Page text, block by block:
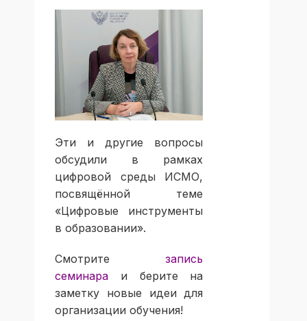
Эти и другие вопросы
обсудили в рамках
цифровой среды ИСМО,
посвящённой теме
«Цифровые инструменты
в образовании».
Смотритезапись
семинара и берите на
заметку новые идеи для
организации обучения!